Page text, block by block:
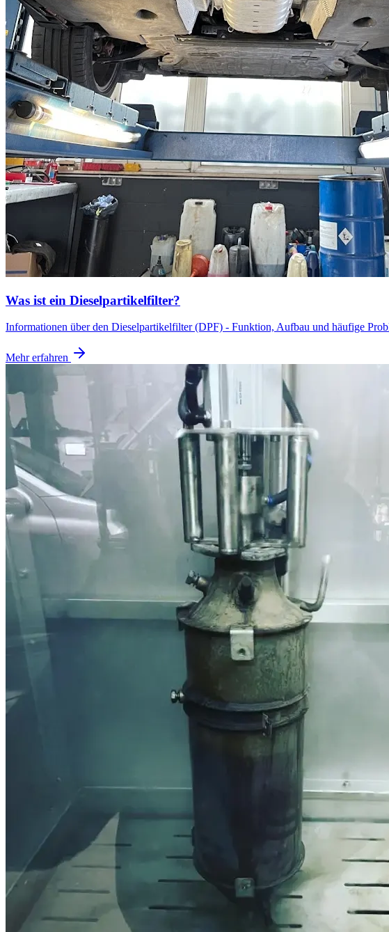
Was ist ein Dieselpartikelfilter?
Informationen über den Dieselpartikelfilter (DPF) - Funktion, Aufbau und häufige
Mehr erfahren